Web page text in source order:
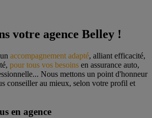
votre agence Belley !
accompagnement adapté, alliant efficacité,
pour tous vos besoins en assurance auto,
Nous mettons un point d'honneur
conseiller au mieux, selon votre profil et
en agence